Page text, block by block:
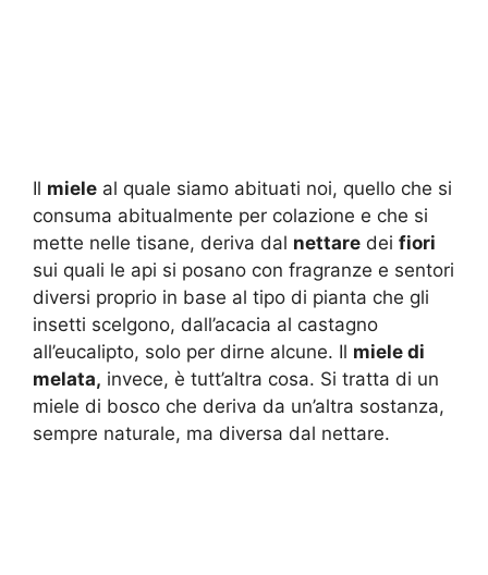
Il miele al quale siamo abituati noi, quello che si
consuma abitualmente per colazione e che si
mette nelle tisane, deriva dal nettare dei fiori
sui quali le api si posano con fragranze e sentori
diversi proprio in base al tipo di pianta che gli
insetti scelgono, dall’acacia al castagno
all’eucalipto, solo per dirne alcune. Il miele di
melata, invece, è tutt’altra cosa. Si tratta di un
miele di bosco che deriva da un’altra sostanza,
sempre naturale, ma diversa dal nettare.